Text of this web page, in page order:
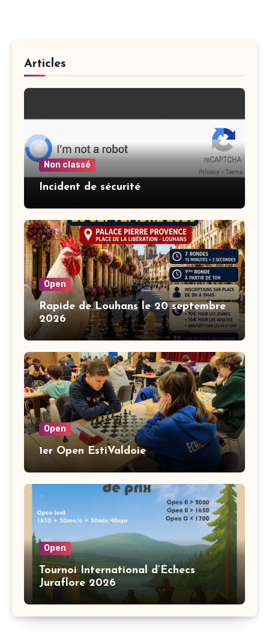
Articles
Non classé
Incident de sécurité
Open
Rapide de Louhans le 20 septembre
2026
Open
1er Open EstiValdoie
Open
Tournoi International d’Échecs
Juraflore 2026